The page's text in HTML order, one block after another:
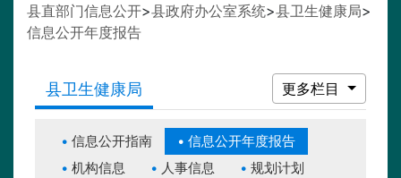
县直部门信息公开>县政府办公室系统>县卫生健康局>
信息公开年度报告
县卫生健康局 更多栏目
信息公开指南
信息公开年度报告
机构信息
人事信息
规划计划